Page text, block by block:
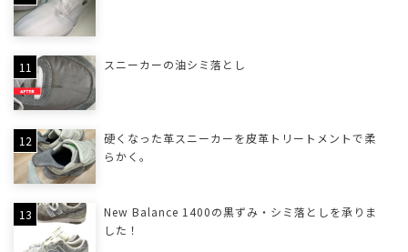
スニーカーの油シミ落とし
硬くなった革スニーカーを皮革トリートメントで柔
らかく。
New Balance 1400の黒ずみ・シミ落としを承りま
した！